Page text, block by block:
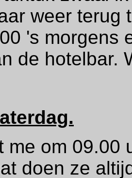
weer terug
's morgens
de hotelbar.
me om 09.00
doen ze